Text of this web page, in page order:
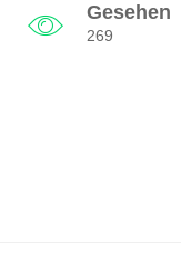
Gesehen
269